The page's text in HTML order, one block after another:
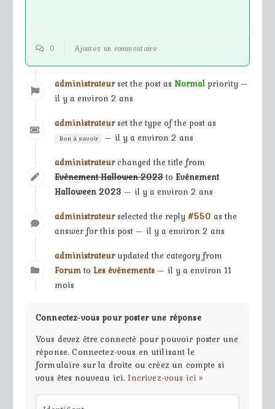
0 Ajoutez un commentaire
administrateur set the post as Normal priority —
il y a environ 2 ans
administrateur set the type of the post as
Bon à savoir
— il y a environ 2 ans
administrateur changed the title from
Evénement Hallowen 2023to Evénement
Halloween 2023 — il y a environ 2 ans
administrateur selected the reply #550 as the
answer for this post — il y a environ 2 ans
administrateur updated the category from
Forumto Les évènements — il y a environ 11
mois
Connectez-vous pour poster une réponse
Vous devez être connecté pour pouvoir poster une
réponse. Connectez-vous en utilisant le
formulaire sur la droite ou créez un compte si
vous êtes nouveau ici.Incrivez-vous ici »